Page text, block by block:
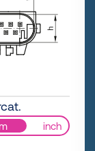
inch